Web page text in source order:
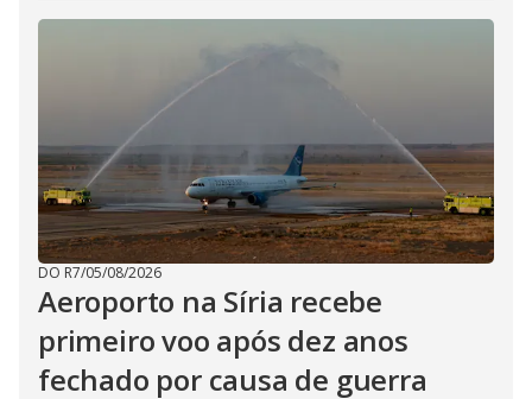
DO R7/05/08/2026
Aeroporto na Síria recebe
primeiro voo após dez anos
fechado por causa de guerra